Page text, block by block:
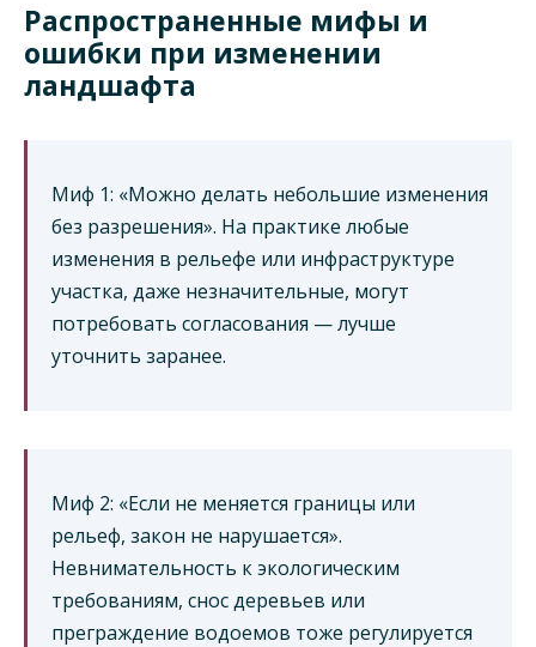
Распространенные мифы и
ошибки при изменении
ландшафта
Миф 1: «Можно делать небольшие изменения
без разрешения». На практике любые
изменения в рельефе или инфраструктуре
участка, даже незначительные, могут
потребовать согласования — лучше
уточнить заранее.
Миф 2: «Если не меняется границы или
рельеф, закон не нарушается».
Невнимательность к экологическим
требованиям, снос деревьев или
преграждение водоемов тоже регулируется